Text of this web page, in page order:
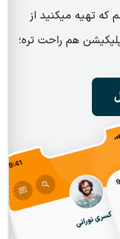
که تهیه میکنید از
هم راحت تره؛